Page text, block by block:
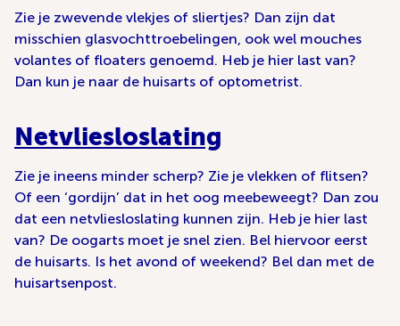
Zie je zwevende vlekjes of sliertjes? Dan zijn dat
misschien glasvochttroebelingen, ook wel mouches
volantes of floaters genoemd. Heb je hier last van?
Dan kun je naar de huisarts of optometrist.
Netvliesloslating
Zie je ineens minder scherp? Zie je vlekken of flitsen?
Of een ‘gordijn’ dat in het oog meebeweegt? Dan zou
dat een netvliesloslating kunnen zijn. Heb je hier last
van? De oogarts moet je snel zien. Bel hiervoor eerst
de huisarts. Is het avond of weekend? Bel dan met de
huisartsenpost.